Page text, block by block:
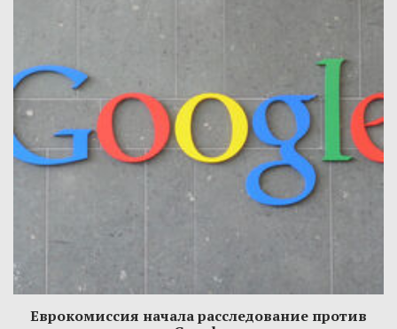
Еврокомиссия начала расследование против